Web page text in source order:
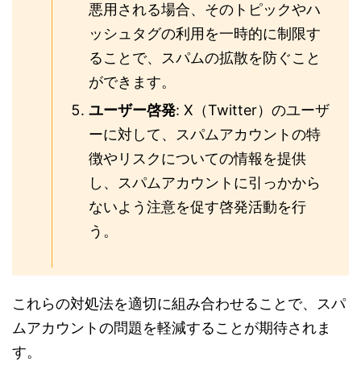
悪用される場合、そのトピックやハ
ッシュタグの利用を一時的に制限す
ることで、スパムの拡散を防ぐこと
ができます。
ユーザー啓発: X（Twitter）のユーザ
ーに対して、スパムアカウントの特
徴やリスクについての情報を提供
し、スパムアカウントに引っかから
ないよう注意を促す啓発活動を行
う。
これらの対処法を適切に組み合わせることで、スパ
ムアカウントの問題を軽減することが期待されま
す。